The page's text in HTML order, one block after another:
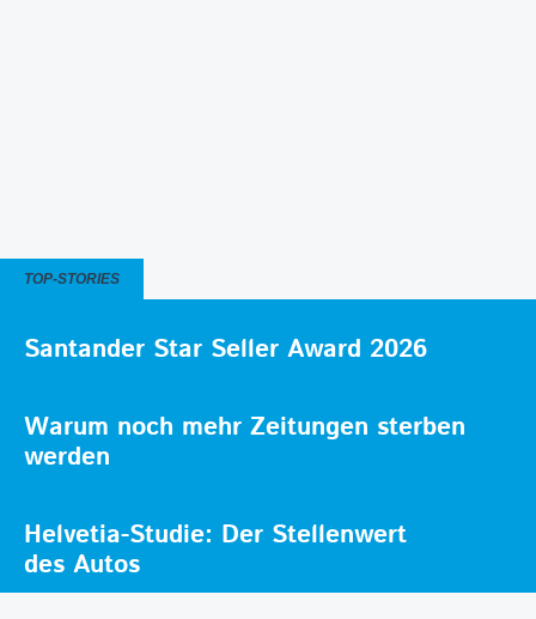
TOP-STORIES
Santander Star Seller Award 2026
Warum noch mehr Zeitungen sterben
werden
Helvetia-Studie: Der Stellenwert
des Autos